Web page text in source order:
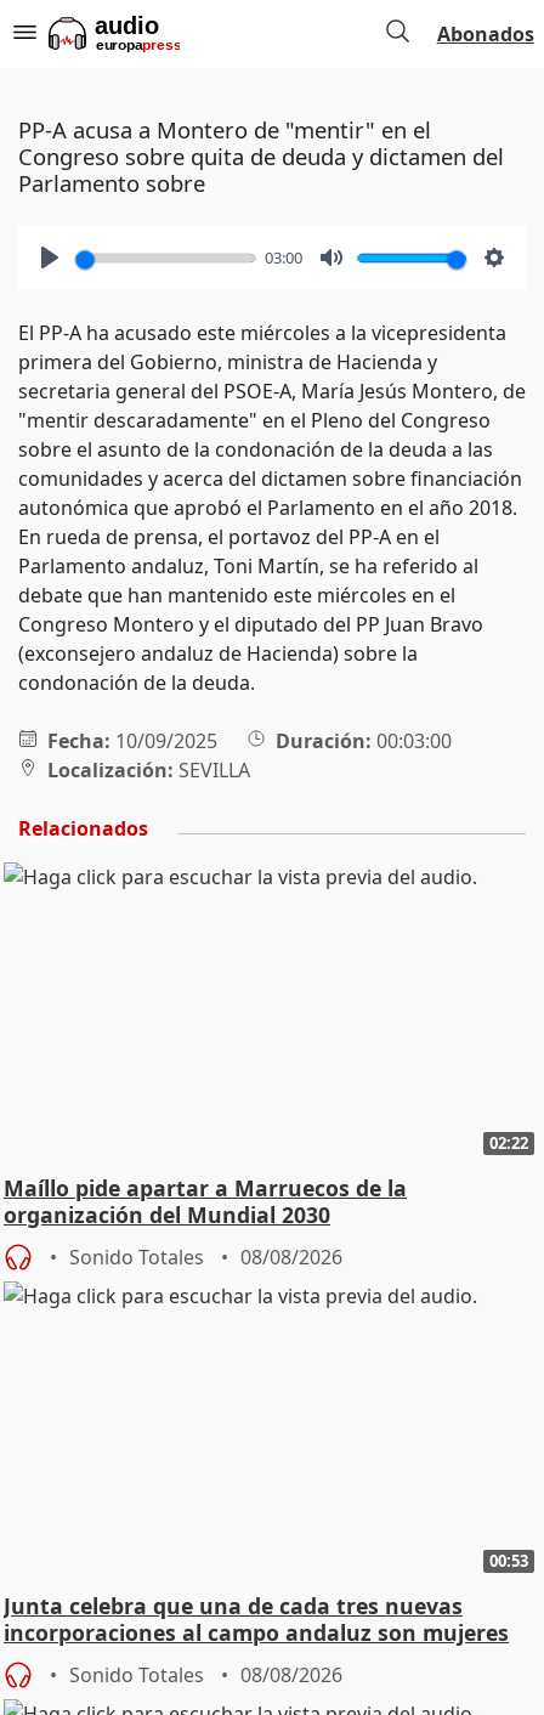
Abonados
PP-A acusa a Montero de "mentir" en el
Congreso sobre quita de deuda y dictamen del
Parlamento sobre
03:00
El PP-A ha acusado este miércoles a la vicepresidenta
primera del Gobierno, ministra de Hacienda y
secretaria general del PSOE-A, María Jesús Montero, de
"mentir descaradamente" en el Pleno del Congreso
sobre el asunto de la condonación de la deuda a las
comunidades y acerca del dictamen sobre financiación
autonómica que aprobó el Parlamento en el año 2018.
En rueda de prensa, el portavoz del PP-A en el
Parlamento andaluz, Toni Martín, se ha referido al
debate que han mantenido este miércoles en el
Congreso Montero y el diputado del PP Juan Bravo
(exconsejero andaluz de Hacienda) sobre la
condonación de la deuda.
Fecha: 10/09/2025 Duración: 00:03:00
Localización: SEVILLA
Relacionados
02:22
Maíllo pide apartar a Marruecos de la
organización del Mundial 2030
Sonido Totales 08/08/2026
00:53
Junta celebra que una de cada tres nuevas
incorporaciones al campo andaluz son mujeres
jóvenes
Sonido Totales 08/08/2026